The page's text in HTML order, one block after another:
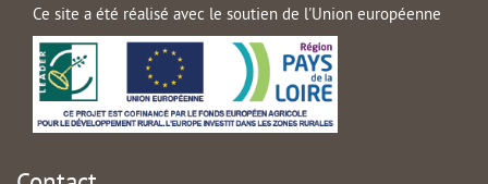
Ce site a été réalisé avec le soutien de l'Union européenne